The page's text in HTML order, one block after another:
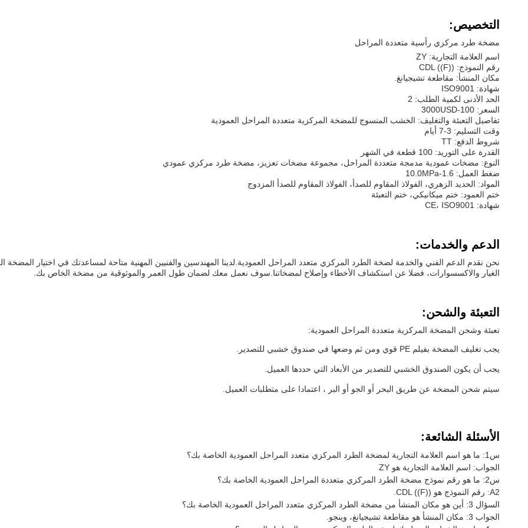
التخصيص:
مضخة طرد مركزي رأسية متعددة المراحل
اسم العلامة التجارية: ZY
رقم النموذج: CDL ((F))
مكان المنشأ: مقاطعة تشيجيانغ.
شهادة: ISO9001
الحد الأدنى لكمية الطلب: 2
السعر: 100-3000USD
تفاصيل التعبئة والتغليف: الخشب المنسوج للمضخة المركزية متعددة المراحل العمودية
وقت التسليم: 3-7 أيام
شروط الدفع: TT
القدرة على التوريد: 100 قطعة في الشهر
النوع: مضخات عمودية مدمجة متعددة المراحل، مجموعة مضخات تعزيز، مضخة طرد مركزي عمودي
ضغط العمل: 1.6-10.0MPa
المواد: الحديد الزهري، الفولاذ المقاوم للصدأ، الفولاذ المقاوم للصدأ المزدوج
ختم العمود: ختم ميكانيكي، ختم التعبئة
شهادة: CE، ISO9001
الدعم والخدمات:
نحن نقدم الدعم الفني والخدمة لضخة الطرد المركزي متعدد المراحل العمودية.لدينا المهندسين والفنيين المهنية متاحة لمساعدتك في اختيار المضخة
الغيار والاكسسوارات، فضلا عن استكشاف الأخطاء وإصلاح لمضخاتنا.سوف نعمل معك لضمان طول العمر والموثوقية من مضخة الخاص بك.
التعبئة والشحن:
تعبئة وشحن المضخة المركزية متعددة المراحل العمودية:
يجب تغليف المضخة بفيلم PE قوي ومن ثم وضعها في صندوق خشبي للتصدير.
يجب أن يكون الصندوق الخشبي للتصدير من الأبعاد التي حددها العميل.
سيتم شحن المضخة عن طريق البحر أو الجو أو البر ، اعتمادا على متطلبات العميل.
الأسئلة الشائعة:
س1: ما هو اسم العلامة التجارية لمضخة الطرد المركزي متعدد المراحل العمودية الخاصة بك؟
الجواب: اسم العلامة التجارية هو ZY
س2: ما هو رقم نموذج مضخة الطرد المركزي متعددة المراحل العمودية الخاصة بك؟
A2: رقم النموذج هو CDL ((F)).
السؤال 3: أين هو مكان المنشأ من مضخة الطرد المركزي متعدد المراحل العمودية الخاصة بك؟
الجواب 3: مكان المنشأ هو مقاطعة تشيجيانغ، وينجو.